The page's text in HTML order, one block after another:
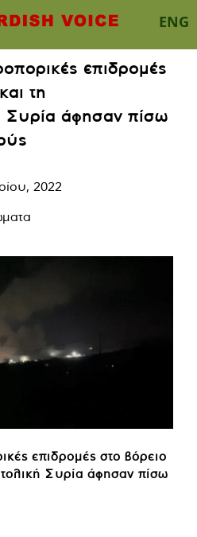
ENG
επιδρομές
τη
Συρία άφησαν πίσω
2022
επιδρομές στο βόρειο
Συρία άφησαν πίσω